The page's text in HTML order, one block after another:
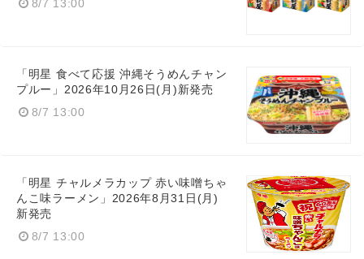
8/7 13:00
「明星 食べて応援 沖縄そうめんチャン
プルー」2026年10月26日(月)新発売
8/7 13:00
「明星 チャルメラカップ 赤い味噌ちゃ
んこ味ラーメン」2026年8月31日(月)
新発売
8/7 13:00